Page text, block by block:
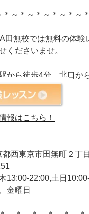
＊～＊～＊～＊～＊～
田無校では無料の体験
くださいませ。
から徒歩4分 北口か
報はこちら！
都西東京市田無町２丁
13:00-22:00,土日
金曜日